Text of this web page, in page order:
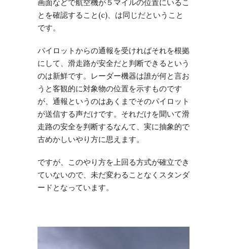
画面などで航空機が５マイルの位置にいるこ
とを確認すること(c)、は同じだということ
です。
パイロットからの通報を受ければそれを根拠
にして、滑走路が安全だと判断できるという
のは新鮮です。レーダー機器は誰が何と言お
うと客観的に対象物の位置を示すものです
が、通報というのはあくまでそのパイロット
が送信する声だけです。それだけを聞いて滑
走路の安全を判断するなんて、実に抽象的で
古めかしいやり方に思えます。
ですが、このやり方を上回る方式が確立でき
ていないので、未だ変わることなくスタンダ
ードとなっています。